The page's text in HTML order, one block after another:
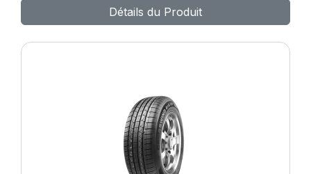
Détails du Produit